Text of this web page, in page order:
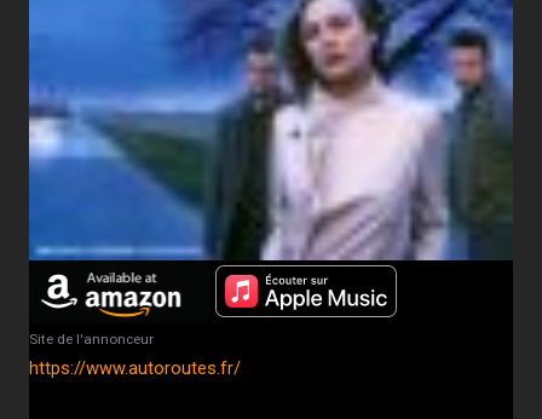
Site de l'annonceur
https://www.autoroutes.fr/